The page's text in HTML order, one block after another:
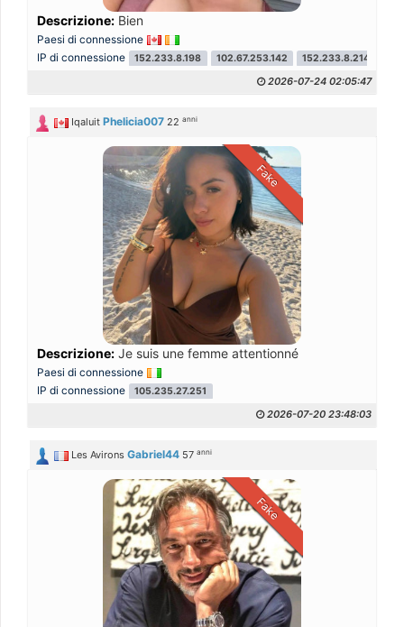
Descrizione: Bien
Paesi di connessione
IP di connessione
152.233.8.198 102.67.253.142 152.233.8.214
2026-07-24 02:05:47
Iqaluit Phelicia007 22anni
Fake
Descrizione: Je suis une femme attentionné
Paesi di connessione
IP di connessione
105.235.27.251
2026-07-20 23:48:03
Les Avirons Gabriel44 57anni
Fake